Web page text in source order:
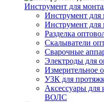
Инструмент для
Инструмент
Инструмент
Разделка
Скалыватели
Сварочные
Электроды для
Измерительное
УЗК для
Аксессуары
ВОЛС